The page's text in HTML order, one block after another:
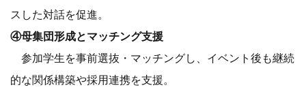
スした対話を促進。
④母集団形成とマッチング支援
参加学生を事前選抜・マッチングし、イベント後も継続
的な関係構築や採用連携を支援。